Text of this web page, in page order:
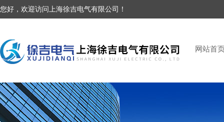
您好，欢迎访问上海徐吉电气有限公司！
网站首